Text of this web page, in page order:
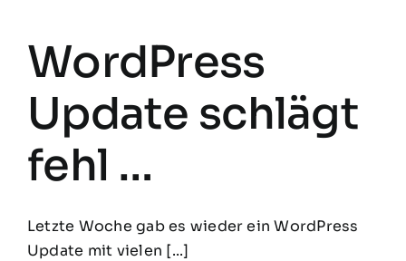
WordPress
Update schlägt
fehl …
Letzte Woche gab es wieder ein WordPress
Update mit vielen [...]